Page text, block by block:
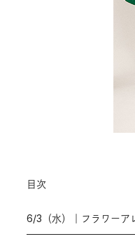
目次
6/3（水）｜フラワーア